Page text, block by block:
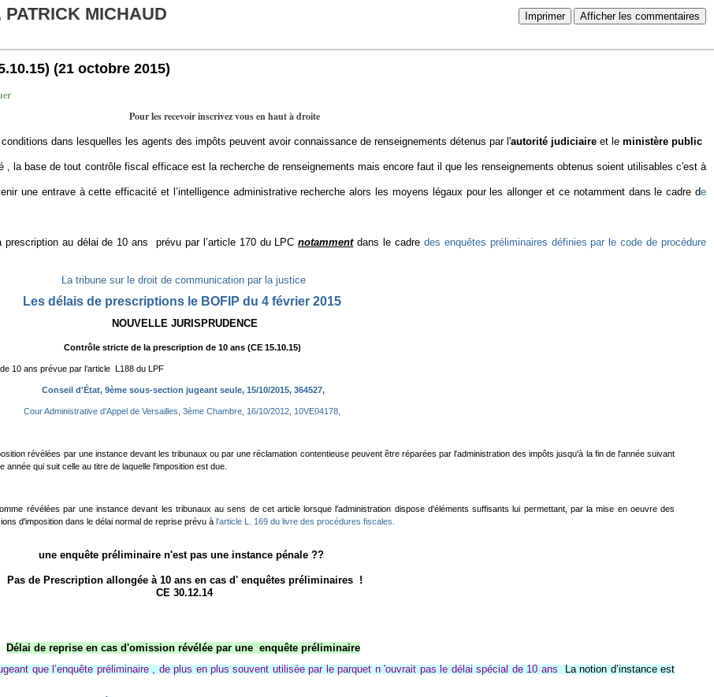
Imprimer Afficher les commentaires
MICHAUD
(21 octobre 2015)
Pour les recevoir inscrivez vous en haut à droite
dans lesquelles les agents des impôts peuvent avoir connaissance de renseignements détenus par l'autorité judiciaire et leministère public
, la base de tout contrôle fiscal efficace est la recherche de renseignements mais encore faut il que les renseignements obtenus soient utilisables c'est à
une entrave à cette efficacité et l’intelligence administrative recherche alors les moyens légaux pour les allonger et ce notamment dans le cadre de
au délai de 10 ans prévu par l’article 170 du LPCnotammentdans le cadre des enquêtes préliminaires définies par le code de procédure
La tribune sur le droit de communication par la justice
Les délais de prescriptions le BOFIP du 4 février 2015
NOUVELLE JURISPRUDENCE
Contrôle stricte de la prescription de 10 ans (CE 15.10.15)
10 ans prévue par l’article L188 du LPF
Conseil d'État, 9ème sous-section jugeant seule, 15/10/2015, 364527,
Cour Administrative d'Appel de Versailles, 3ème Chambre, 16/10/2012, 10VE04178,
révélées par une instance devant les tribunaux ou par une réclamation contentieuse peuvent être réparées par l'administration des impôts jusqu'à la fin de l'année suivant
qui suit celle au titre de laquelle l'imposition est due.
révélées par une instance devant les tribunaux au sens de cet article lorsque l'administration dispose d'éléments suffisants lui permettant, par la mise en oeuvre des
d'imposition dans le délai normal de reprise prévu à l'article L. 169 du livre des procédures fiscales.
une enquête préliminaire n'est pas une instance pénale ??
Pas de Prescription allongée à 10 ans en cas d' enquêtes préliminaires !
CE 30.12.14
Délai de reprise en cas d'omission révélée par une enquête préliminaire
que l’enquête préliminaire , de plus en plus souvent utilisée par le parquet n 'ouvrait pas le délai spécial de 10 ans
La notion d’instance est